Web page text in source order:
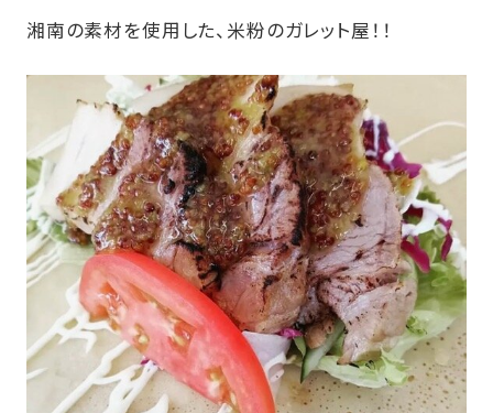
湘南の素材を使用した、米粉のガレット屋！！